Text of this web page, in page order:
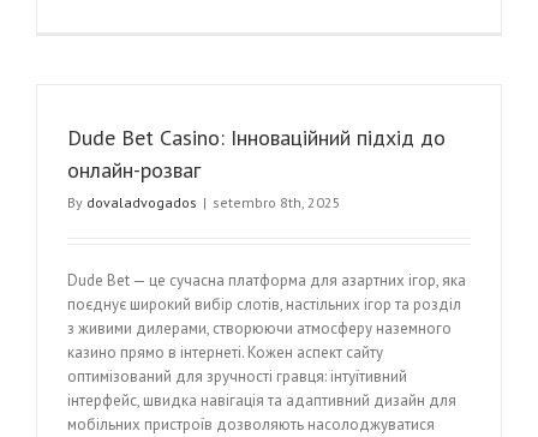
Dude Bet Casino: Інноваційний підхід до
онлайн-розваг
By dovaladvogados | setembro 8th, 2025
Dude Bet — це сучасна платформа для азартних ігор, яка
поєднує широкий вибір слотів, настільних ігор та розділ
з живими дилерами, створюючи атмосферу наземного
казино прямо в інтернеті. Кожен аспект сайту
оптимізований для зручності гравця: інтуїтивний
інтерфейс, швидка навігація та адаптивний дизайн для
мобільних пристроїв дозволяють насолоджуватися